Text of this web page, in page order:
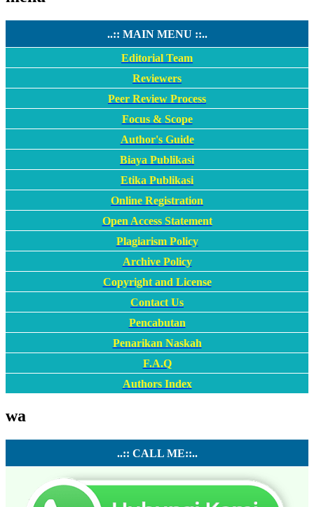
..:: MAIN MENU ::..
Editorial Team
Reviewers
Peer Review Process
Focus & Scope
Author's Guide
Biaya Publikasi
Etika Publikasi
Online Registration
Open Access Statement
Plagiarism Policy
Archive Policy
Copyright and License
Contact Us
Pencabutan
Penarikan Naskah
F.A.Q
Authors Index
wa
..:: CALL ME::..